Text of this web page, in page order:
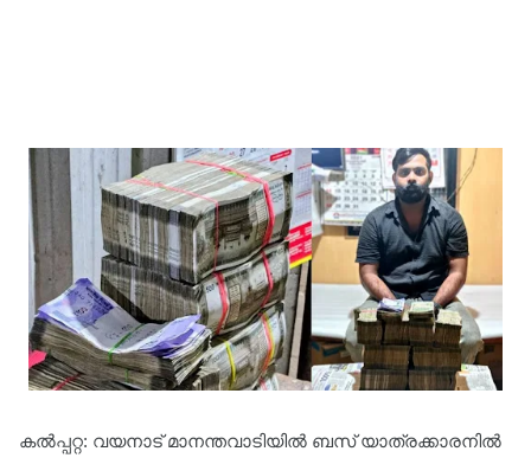
കൽപ്പറ്റ: വയനാട് മാനന്തവാടിയിൽ ബസ് യാത്രക്കാരനിൽ